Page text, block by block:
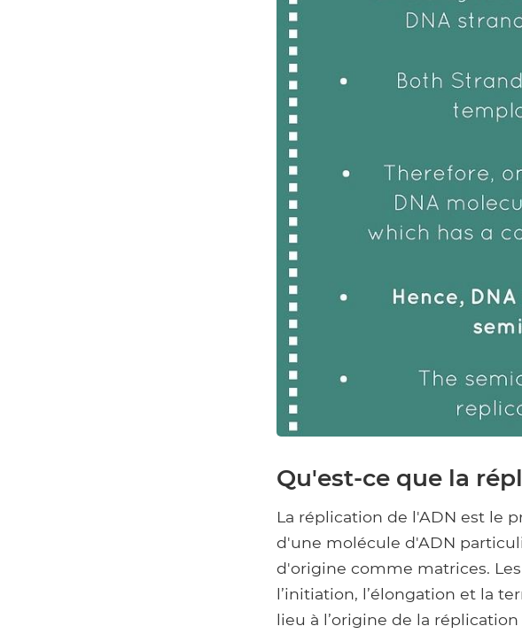
Qu'est-ce que la
La réplication de l'ADN est le
d'une molécule d'ADN
d'origine comme matrices.
l’initiation, l’élongation et la
lieu à l’origine de la